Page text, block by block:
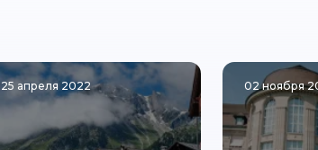
25 апреля 2022 02 ноября